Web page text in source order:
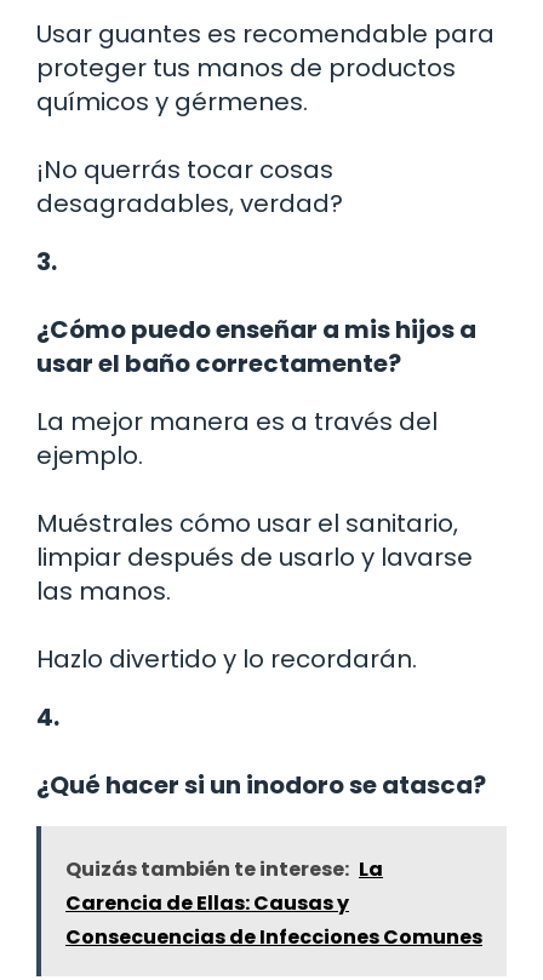
Usar guantes es recomendable para
proteger tus manos de productos
químicos y gérmenes.
¡No querrás tocar cosas
desagradables, verdad?
3.
¿Cómo puedo enseñar a mis hijos a
usar el baño correctamente?
La mejor manera es a través del
ejemplo.
Muéstrales cómo usar el sanitario,
limpiar después de usarlo y lavarse
las manos.
Hazlo divertido y lo recordarán.
4.
¿Qué hacer si un inodoro se atasca?
Quizás también te interese: La
Carencia de Ellas: Causas y
Consecuencias de Infecciones Comunes